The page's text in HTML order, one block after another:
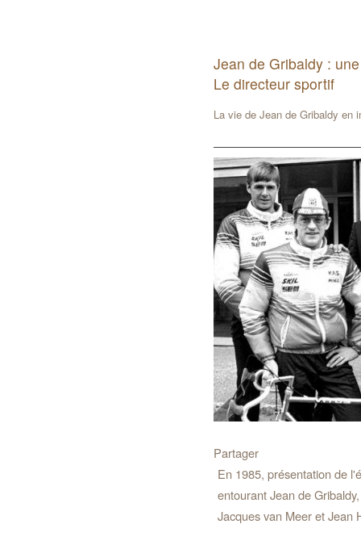
Jean de Gribaldy :
Le directeur sportif
La vie de Jean de Gribaldy en
Partager
En 1985, présentation de
entourant Jean de
Jacques van Meer et Jean